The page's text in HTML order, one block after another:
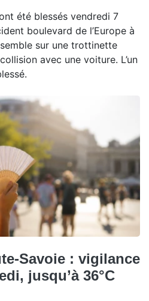
été blessés vendredi 7
boulevard de l’Europe à
sur une trottinette
avec une voiture. L’un
Savoie : vigilance
jusqu’à 36°C